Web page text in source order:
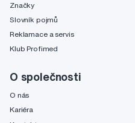
Značky
Slovník pojmů
Reklamace a servis
Klub Profimed
O společnosti
O nás
Kariéra